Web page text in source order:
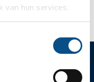
van hun services.